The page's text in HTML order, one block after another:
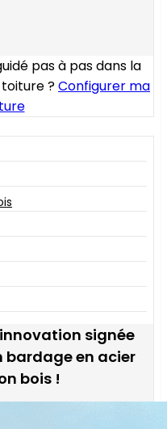
pas à pas dans la
?Configurer ma
signée
bardage en acier
bois !